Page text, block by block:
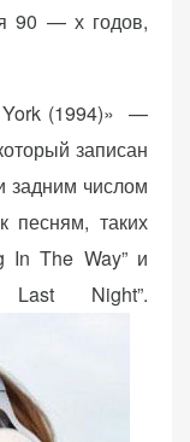
90 — х годов,
York (1994)» —
записан
задним числом
песням, таких
In The Way” и
Night”.